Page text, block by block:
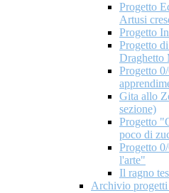
Progetto
Artusi
Progetto
Progetto
Draghetto
Progetto
Gita allo
sezione)
Progetto
poco di
Progetto
l'arte"
Il ragno
Archivio